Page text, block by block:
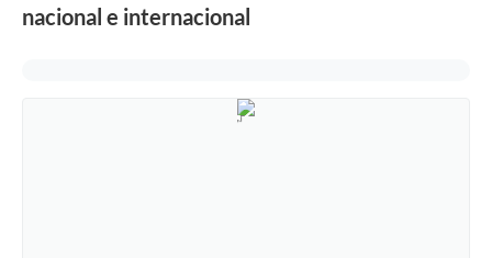
nacional e internacional